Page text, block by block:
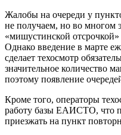
Жалобы на очереди у
не получаем, но во многом
«мишустинской
Однако введение в марте
сделает техосмотр
значительное количество
поэтому появление
Кроме того, операторы
работу базы ЕАИСТО, что
приезжать на пункт